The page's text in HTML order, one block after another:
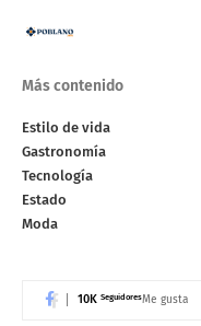
Más contenido
Estilo de vida
Gastronomía
Tecnología
Estado
Moda
10K SeguidoresMe gusta